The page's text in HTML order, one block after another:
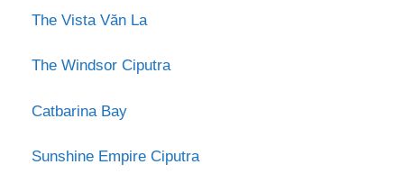
The Vista Văn La
The Windsor Ciputra
Catbarina Bay
Sunshine Empire Ciputra